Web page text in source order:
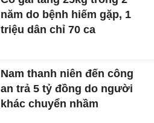
năm do bệnh hiếm gặp, 1
triệu dân chỉ 70 ca
Nam thanh niên đến công
an trả 5 tỷ đồng do người
khác chuyển nhầm